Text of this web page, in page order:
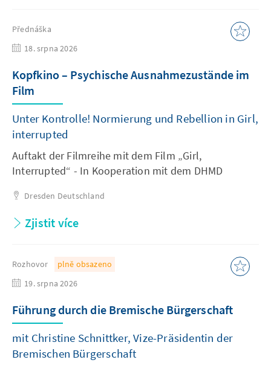
Přednáška
18. srpna 2026
Kopfkino – Psychische Ausnahmezustände im
Film
Unter Kontrolle! Normierung und Rebellion in Girl,
interrupted
Auftakt der Filmreihe mit dem Film „Girl,
Interrupted“ - In Kooperation mit dem DHMD
Dresden Deutschland
Zjistit více
Rozhovor
plně obsazeno
19. srpna 2026
Führung durch die Bremische Bürgerschaft
mit Christine Schnittker, Vize-Präsidentin der
Bremischen Bürgerschaft